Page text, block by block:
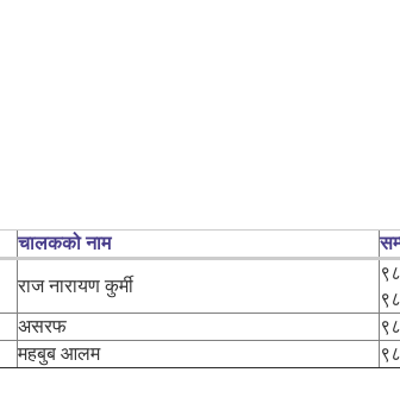
चालकको नाम
राज नारायण कुर्मी
असरफ
महबुब आलम